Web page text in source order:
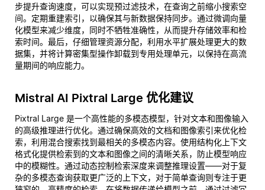
步提升查询速度，可以实现预过滤技术，在查询之前缩小搜索空
间。定期重建索引，以确保其与新数据保持同步。通过微调向量
化模型来减少维度，同时不牺牲准确性，从而提升存储效率和检
索时间。最后，仔细管理资源分配，利用水平扩展处理更大的数
据集，并将计算密集型操作卸载到专用处理单元，以保持在高流
量期间的响应能力。
Mistral AI Pixtral Large 优化建议
Pixtral Large 是一个高性能的多模态模型，针对文本和图像输入
的高级推理进行优化。通过确保高效的文档和图像索引来优化检
索，利用混合搜索找到最相关的多模态内容。使用结构化上下文
格式化提供检索到的文本和图像之间的清晰关系，防止模型响应
中的模糊性。通过动态控制检索深度来调整推理设置——对于复
杂的多模态查询获取更广泛的上下文，对于简单查询则专注于更